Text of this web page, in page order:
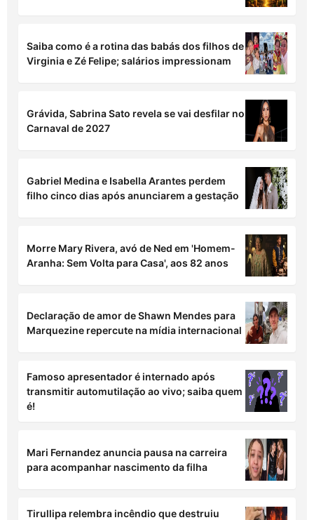
Saiba como é a rotina das babás dos filhos de
Virginia e Zé Felipe; salários impressionam
Grávida, Sabrina Sato revela se vai desfilar no
Carnaval de 2027
Gabriel Medina e Isabella Arantes perdem
filho cinco dias após anunciarem a gestação
Morre Mary Rivera, avó de Ned em 'Homem-
Aranha: Sem Volta para Casa', aos 82 anos
Declaração de amor de Shawn Mendes para
Marquezine repercute na mídia internacional
Famoso apresentador é internado após
transmitir automutilação ao vivo; saiba quem
é!
Mari Fernandez anuncia pausa na carreira
para acompanhar nascimento da filha
Tirullipa relembra incêndio que destruiu